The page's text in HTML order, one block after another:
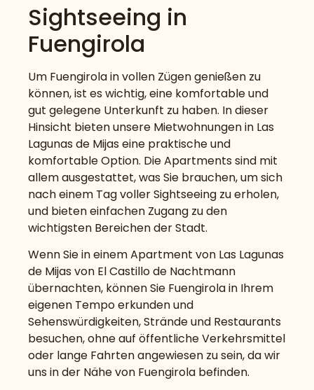
Sightseeing in
Fuengirola
Um Fuengirola in vollen Zügen genießen zu
können, ist es wichtig, eine komfortable und
gut gelegene Unterkunft zu haben. In dieser
Hinsicht bieten unsere Mietwohnungen in Las
Lagunas de Mijas eine praktische und
komfortable Option. Die Apartments sind mit
allem ausgestattet, was Sie brauchen, um sich
nach einem Tag voller Sightseeing zu erholen,
und bieten einfachen Zugang zu den
wichtigsten Bereichen der Stadt.
Wenn Sie in einem Apartment von Las Lagunas
de Mijas von El Castillo de Nachtmann
übernachten, können Sie Fuengirola in Ihrem
eigenen Tempo erkunden und
Sehenswürdigkeiten, Strände und Restaurants
besuchen, ohne auf öffentliche Verkehrsmittel
oder lange Fahrten angewiesen zu sein, da wir
uns in der Nähe von Fuengirola befinden.